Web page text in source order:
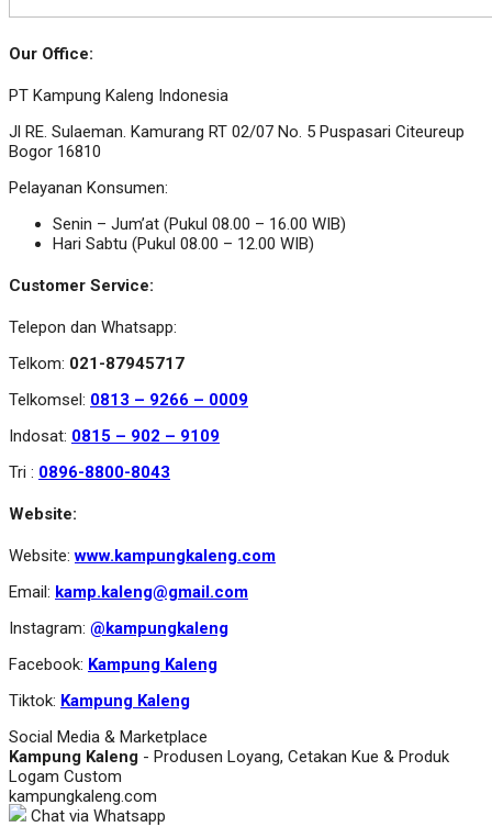
Our Office:
PT Kampung Kaleng Indonesia
Jl RE. Sulaeman. Kamurang RT 02/07 No. 5 Puspasari Citeureup
Bogor 16810
Pelayanan Konsumen:
Senin – Jum’at (Pukul 08.00 – 16.00 WIB)
Hari Sabtu (Pukul 08.00 – 12.00 WIB)
Customer Service:
Telepon dan Whatsapp:
Telkom: 021-87945717
Telkomsel: 0813 – 9266 – 0009
Indosat: 0815 – 902 – 9109
Tri : 0896-8800-8043
Website:
Website:www.kampungkaleng.com
Email: kamp.kaleng@gmail.com
Instagram: @kampungkaleng
Facebook: Kampung Kaleng
Tiktok: Kampung Kaleng
Social Media & Marketplace
Kampung Kaleng - Produsen Loyang, Cetakan Kue & Produk
Logam Custom
kampungkaleng.com
Chat via Whatsapp